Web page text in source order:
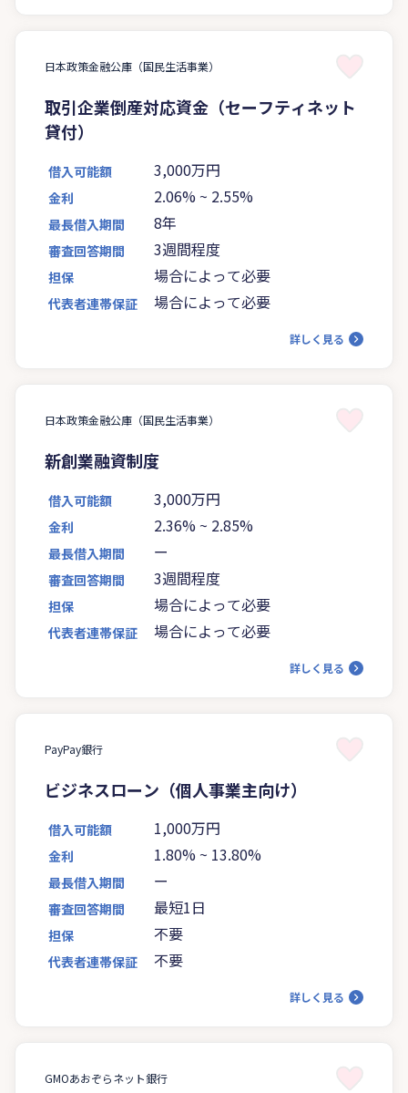
日本政策金融公庫（国民生活事業）
取引企業倒産対応資金（セーフティネット
貸付）
借入可能額 3,000万円
金利 2.06% ~ 2.55%
最長借入期間 8年
審査回答期間 3週間程度
担保 場合によって必要
代表者連帯保証 場合によって必要
詳しく見る
日本政策金融公庫（国民生活事業）
新創業融資制度
借入可能額 3,000万円
金利 2.36% ~ 2.85%
最長借入期間 ー
審査回答期間 3週間程度
担保 場合によって必要
代表者連帯保証 場合によって必要
詳しく見る
PayPay銀行
ビジネスローン（個人事業主向け）
借入可能額 1,000万円
金利 1.80% ~ 13.80%
最長借入期間 ー
審査回答期間 最短1日
担保 不要
代表者連帯保証 不要
詳しく見る
GMOあおぞらネット銀行